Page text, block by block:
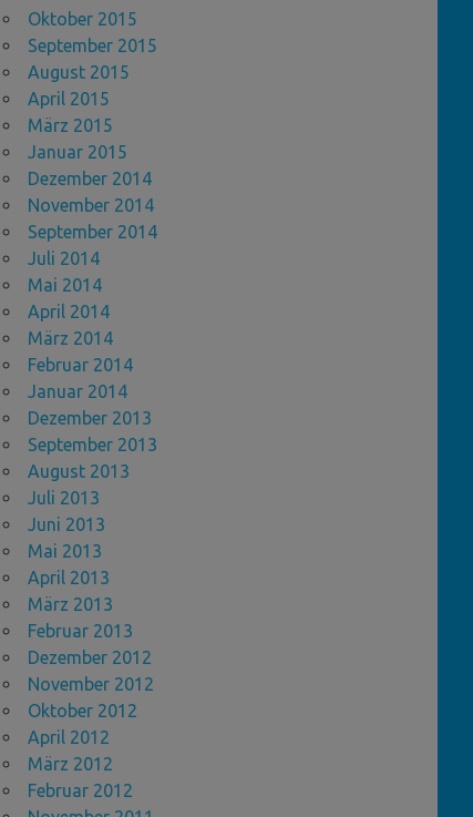
Oktober 2015
September 2015
August 2015
April 2015
März 2015
Januar 2015
Dezember 2014
November 2014
September 2014
Juli 2014
Mai 2014
April 2014
März 2014
Februar 2014
Januar 2014
Dezember 2013
September 2013
August 2013
Juli 2013
Juni 2013
Mai 2013
April 2013
März 2013
Februar 2013
Dezember 2012
November 2012
Oktober 2012
April 2012
März 2012
Februar 2012